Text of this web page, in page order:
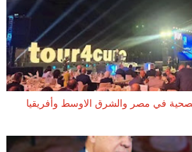
في مصر والشرق الاوسط وأفريقيا